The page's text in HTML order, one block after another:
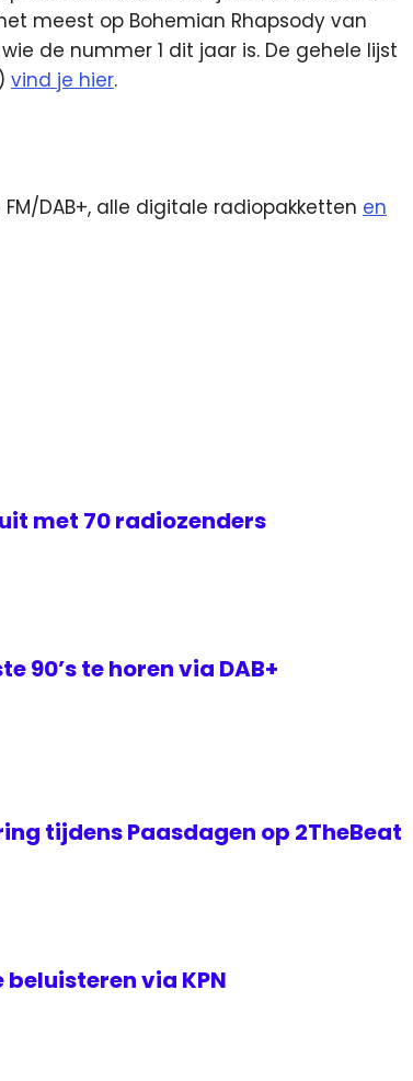
meest op Bohemian Rhapsody van
de nummer 1 dit jaar is. De gehele lijst
vind je hier.
DAB+, alle digitale radiopakketten en
met 70 radiozenders
90’s te horen via DAB+
tijdens Paasdagen op 2TheBeat
beluisteren via KPN